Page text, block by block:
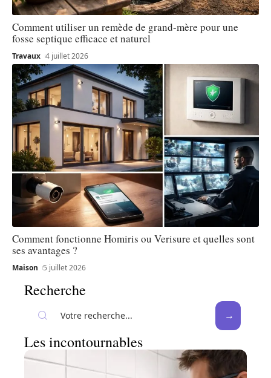
Comment utiliser un remède de grand-mère pour une
fosse septique efficace et naturel
Travaux 4 juillet 2026
Comment fonctionne Homiris ou Verisure et quelles sont
ses avantages ?
Maison 5 juillet 2026
Recherche
Les incontournables